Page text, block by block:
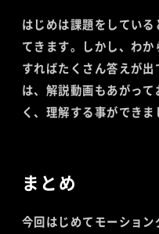
はじめは課題をしてい
てきます。しかし、わ
すればたくさん答えが
は、解説動画もあがっ
く、理解する事ができま
まとめ
今回はじめてモーショ